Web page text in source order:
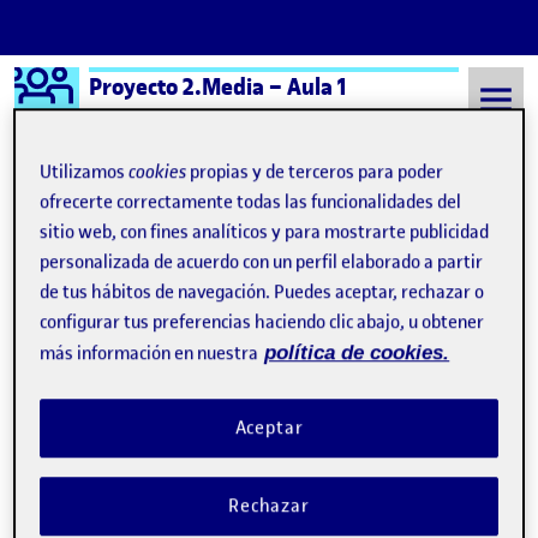
Saltar al contenido
Logo Ágora
Proyecto 2.Media – Aula 1
Semestre 20241 - Aula 1 4 Enero, 2025
4 Enero, 2025
Proyectos2: Tutorial aplicación VJ
Publicado por
Jordi Targa Torrens
Fecha de publicación
comentario
En este video, presento un breve tutorial de cinco minutos sobre
mi aplicación VJ, desarrollada como parte de una práctica para
[nombre de la asignatura]. Durante el tutorial, exploro las
funcionalidades clave de la aplicación y explico cómo
Utilizamoscookies propias y de terceros para poder
ofrecerte correctamente todas las funcionalidades del
sitio web, con fines analíticos y para mostrarte publicidad
personalizada de acuerdo con un perfil elaborado a partir
de tus hábitos de navegación. Puedes aceptar, rechazar o
configurar tus preferencias haciendo clic abajo, u obtener
más información en nuestra política de cookies.
Rechazar
Aceptar